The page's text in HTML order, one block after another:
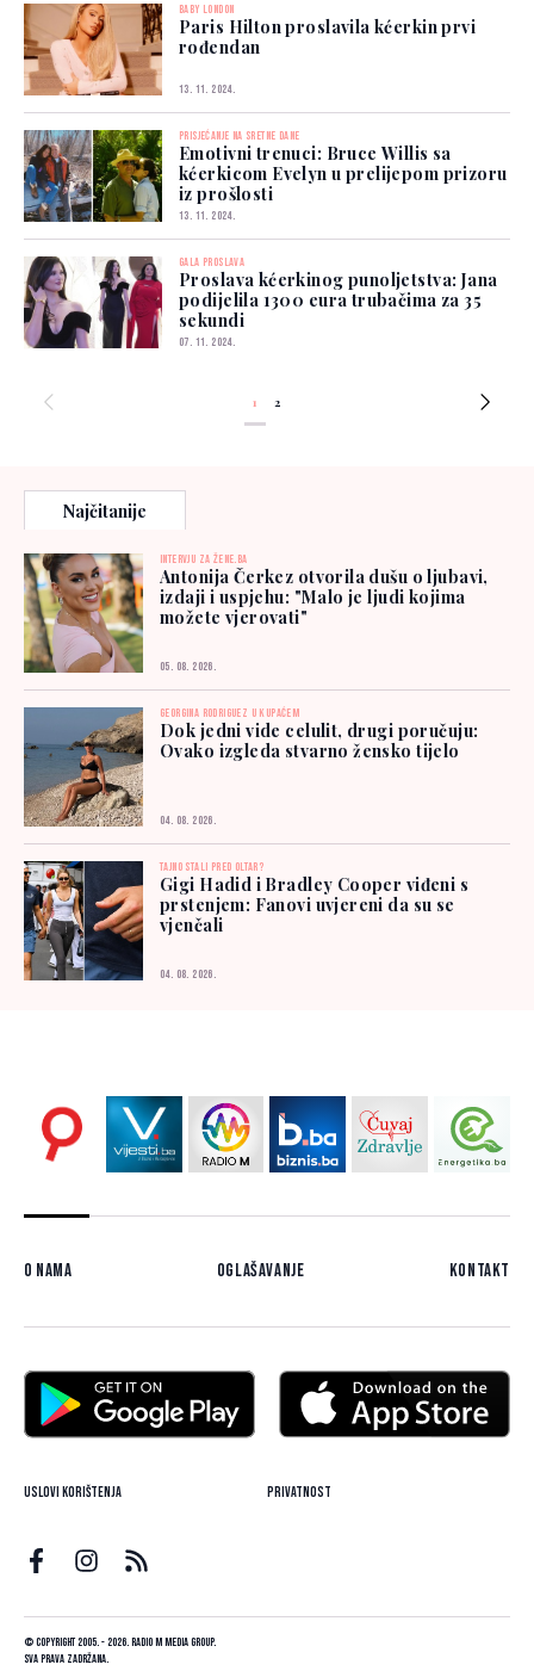
BABY LONDON
Paris Hilton proslavila kćerkin prvi
rođendan
13. 11. 2024.
PRISJEĆANJE NA SRETNE DANE
Emotivni trenuci: Bruce Willis sa
kćerkicom Evelyn u prelijepom prizoru
iz prošlosti
13. 11. 2024.
GALA PROSLAVA
Proslava kćerkinog punoljetstva: Jana
podijelila 1300 eura trubačima za 35
sekundi
07. 11. 2024.
1 2
Najčitanije
INTERVJU ZA ŽENE.BA
Antonija Čerkez otvorila dušu o ljubavi,
izdaji i uspjehu: "Malo je ljudi kojima
možete vjerovati"
05. 08. 2026.
GEORGINA RODRIGUEZ U KUPAĆEM
Dok jedni vide celulit, drugi poručuju:
Ovako izgleda stvarno žensko tijelo
04. 08. 2026.
TAJNO STALI PRED OLTAR?
Gigi Hadid i Bradley Cooper viđeni s
prstenjem: Fanovi uvjereni da su se
vjenčali
04. 08. 2026.
O nama Oglašavanje Kontakt
Uslovi korištenja Privatnost
© Copyright 2005. - 2026. Radio M Media Group.
Sva prava zadržana.